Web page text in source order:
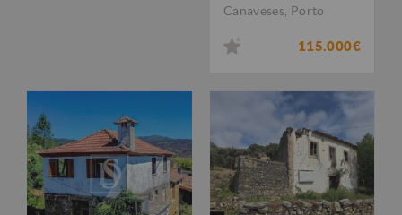
Canaveses Porto
115.000€